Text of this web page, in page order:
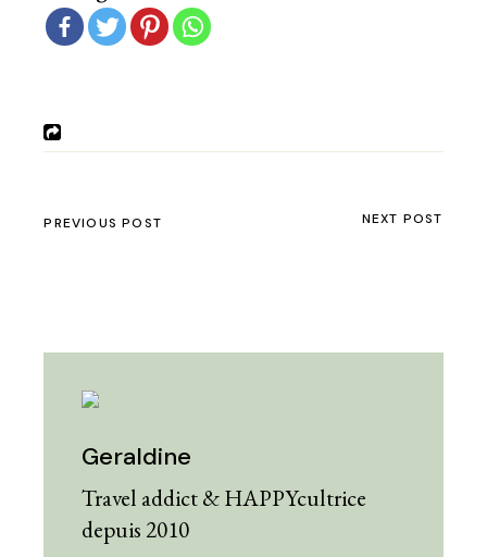
PREVIOUS POST NEXT POST
Geraldine
Travel addict & HAPPYcultrice
depuis 2010